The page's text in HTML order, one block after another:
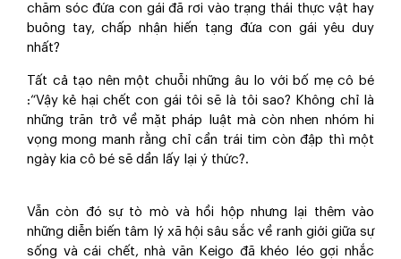
chăm sóc đứa con gái đã rơi vào trạng thái thực vật hay
buông tay, chấp nhận hiến tạng đứa con gái yêu duy
nhất?
Tất cả tạo nên một chuỗi những âu lo với bố mẹ cô bé
:“Vậy kẻ hại chết con gái tôi sẽ là tôi sao? Không chỉ là
những trăn trở về mặt pháp luật mà còn nhen nhóm hi
vọng mong manh rằng chỉ cần trái tim còn đập thì một
ngày kia cô bé sẽ dần lấy lại ý thức?.
Vẫn còn đó sự tò mò và hồi hộp nhưng lại thêm vào
những diễn biến tâm lý xã hội sâu sắc về ranh giới giữa sự
sống và cái chết, nhà văn Keigo đã khéo léo gợi nhắc